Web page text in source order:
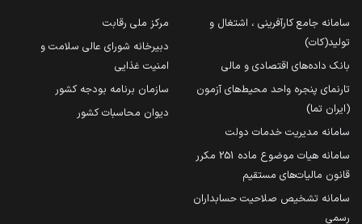
سامانه جامع کارآفرینی ، اشتغال و
تولید(کات)
بانک داده‌های اقتصادی و مالی
تارنمای پنجره واحد محیط‌های آزمون
(ایران تما)
سامانه مدیریت خدمات دولت
سامانه هیات موضوع ماده 251 مکرر
قانون مالیات‌های مستقیم
سامانه تشخیص صلاحیت حسابداران
رسمی
مرکز ملی رقابت
دبیرخانه شورای عالی سلامت و
امنیت غذایی
سازمان برنامه بودجه کشور
دیوان محاسبات کشور